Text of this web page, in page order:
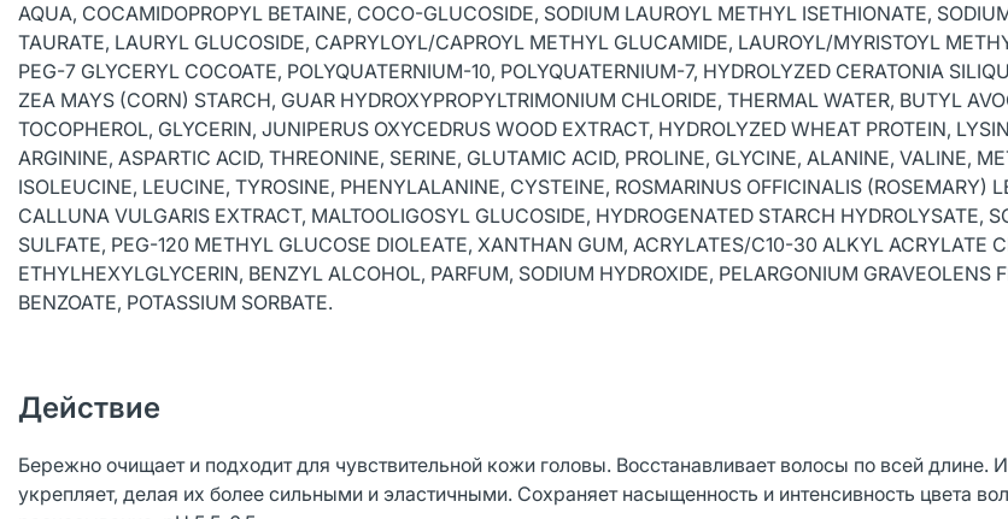
AQUA, COCAMIDOPROPYL BETAINE, COCO-GLUCOSIDE, SODIUM LAUROYL METHYL ISETHIONATE,
TAURATE, LAURYL GLUCOSIDE, CAPRYLOYL/CAPROYL METHYL GLUCAMIDE, LAUROYL/MYRISTOYL
PEG-7 GLYCERYL COCOATE, POLYQUATERNIUM-10, POLYQUATERNIUM-7, HYDROLYZED CERATONIA
ZEA MAYS (CORN) STARCH, GUAR HYDROXYPROPYLTRIMONIUM CHLORIDE, THERMAL WATER, BUTYL
TOCOPHEROL, GLYCERIN, JUNIPERUS OXYCEDRUS WOOD EXTRACT, HYDROLYZED WHEAT PROTEIN,
ARGININE, ASPARTIC ACID, THREONINE, SERINE, GLUTAMIC ACID, PROLINE, GLYCINE, ALANINE, VALINE,
ISOLEUCINE, LEUCINE, TYROSINE, PHENYLALANINE, CYSTEINE, ROSMARINUS OFFICINALIS (ROSEMARY)
CALLUNA VULGARIS EXTRACT, MALTOOLIGOSYL GLUCOSIDE, HYDROGENATED STARCH HYDROLYSATE,
SULFATE, PEG-120 METHYL GLUCOSE DIOLEATE, XANTHAN GUM, ACRYLATES/C10-30 ALKYL ACRYLATE
ETHYLHEXYLGLYCERIN, BENZYL ALCOHOL, PARFUM, SODIUM HYDROXIDE, PELARGONIUM GRAVEOLENS
BENZOATE, POTASSIUM SORBATE.
Действие
Бережно очищает и подходит для чувствительной кожи головы. Восстанавливает волосы по всей длине.
укрепляет, делая их более сильными и эластичными. Сохраняет насыщенность и интенсивность цвета